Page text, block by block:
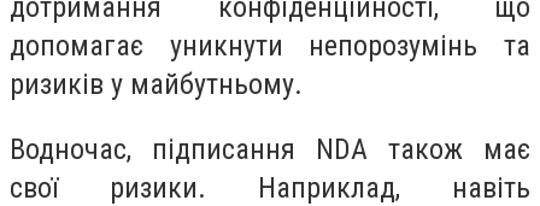
дотримання конфіденційності, що
допомагає уникнути непорозумінь та
ризиків у майбутньому.
Водночас, підписання NDA також має
свої ризики. Наприклад, навіть